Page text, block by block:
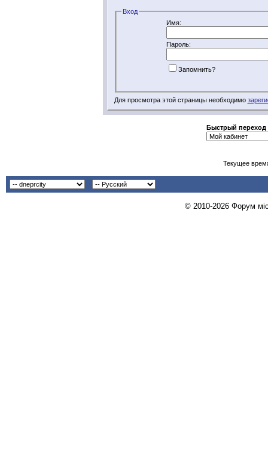
Вход
Имя:
Пароль:
Запомнить?
Для просмотра этой страницы необходимо
Быстрый переход
Текущее
© 2010-2026 Форум